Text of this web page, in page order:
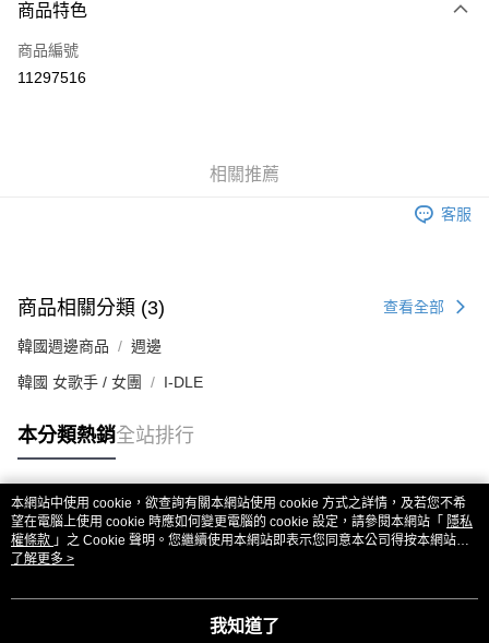
信用卡一次付款
超商取貨付款
【關於「AFTEE先享後付」】
AFTEE先享後付是「在收到商品之後才付款」的支付方式。 讓您購物簡單
便利好安心！
１．簡單：不需註冊會員、不需綁卡、不需儲值。
【「AFTEE先享後付」結帳流程】
結帳頁面，進行簡訊認證並確認金額後，即可完成結帳。
２．訂單成立數日內，您將收到繳費通知簡訊。
３．收到繳費通知簡訊後14天內，點擊此簡訊中的連結，可透過四大超商／
ATM／網路銀行／等多元方式進行付款，方視為交易完成。
※ 交易是否成功請以「AFTEE先享後付 」之結帳頁面顯示為準，若有關於
運送方式
全家取貨付款
付款後全家取貨
每筆NT$60，滿NT$1,599(含以上)免運費
7-11取貨付款
商品特色
商品編號
11297516
相關推薦
客服
商品相關分類 (3) 查看全部
韓國週邊商品 週邊
韓國 女歌手 / 女團 I-DLE
本分類熱銷全站排行
熱門標籤
本網站中使用 cookie，欲查詢有關本網站使用 cookie 方式之詳情，及若您不希
望在電腦上使用 cookie 時應如何變更電腦的 cookie 設定，請參閱本網站「 隱私
權條款 」之 Cookie 聲明。您繼續使用本網站即表示您同意本公司得按本網站使
用條款之 Cookie 聲明使用 cookie。
了解更多 >
我知道了